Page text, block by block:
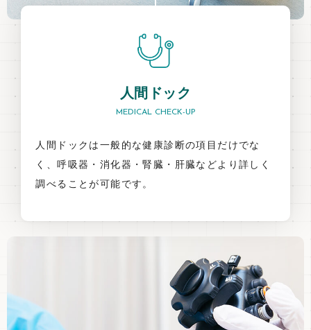
人間ドック
MEDICAL CHECK-UP
人間ドックは一般的な健康診断の項目だけでな
く、呼吸器・消化器・腎臓・肝臓などより詳しく
調べることが可能です。